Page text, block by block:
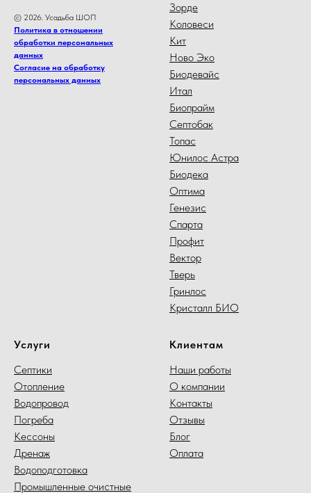
© 2026. Усадьба ШОП
Политика в отношении
обработки персональных
данных
Согласие на обработку
персональных данных
Зорде
Коловеси
Кит
Ново Эко
Биодевайс
Итал
Биопрайм
Септобак
Топас
Юнилос Астра
Биодека
Оптима
Генезис
Спарта
Профит
Вектор
Тверь
Гринлос
Кристалл БИО
Услуги
Септики
Отопление
Водопровод
Погреба
Кессоны
Дренаж
Водоподготовка
Промышленные очистные
Клиентам
Наши работы
О компании
Контакты
Отзывы
Блог
Оплата